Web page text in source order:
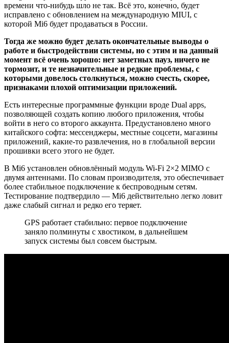
времени что-нибудь шло не так. Всё это, конечно, будет
исправлено с обновлением на международную MIUI, с
которой Mi6 будет продаваться в России.
Тогда же можно будет делать окончательные выводы о
работе и быстродействии системы, но с этим и на данный
момент всё очень хорошо: нет заметных пауз, ничего не
тормозит, и те незначительные и редкие проблемы, с
которыми довелось столкнуться, можно счесть, скорее,
признаками плохой оптимизации приложений.
Есть интересные программные функции вроде Dual apps,
позволяющей создать копию любого приложения, чтобы
войти в него со второго аккаунта. Предустановлено много
китайского софта: мессенджеры, местные соцсети, магазины
приложений, какие-то развлечения, но в глобальной версии
прошивки всего этого не будет.
В Mi6 установлен обновлённый модуль Wi-Fi 2×2 MIMO с
двумя антеннами. По словам производителя, это обеспечивает
более стабильное подключение к беспроводным сетям.
Тестирование подтвердило — Mi6 действительно легко ловит
даже слабый сигнал и редко его теряет.
GPS работает стабильно: первое подключение
заняло полминуты с хвостиком, в дальнейшем
запуск системы был совсем быстрым.